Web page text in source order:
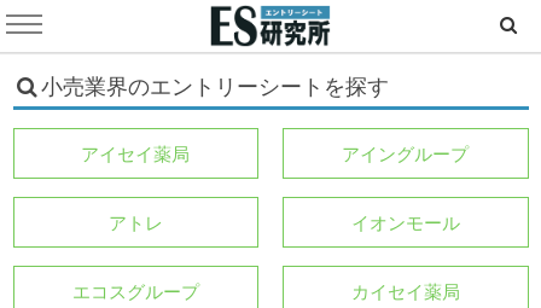
小売業界のエントリーシートを探す
アイセイ薬局 アイングループ
アトレ イオンモール
エコスグループ カイセイ薬局